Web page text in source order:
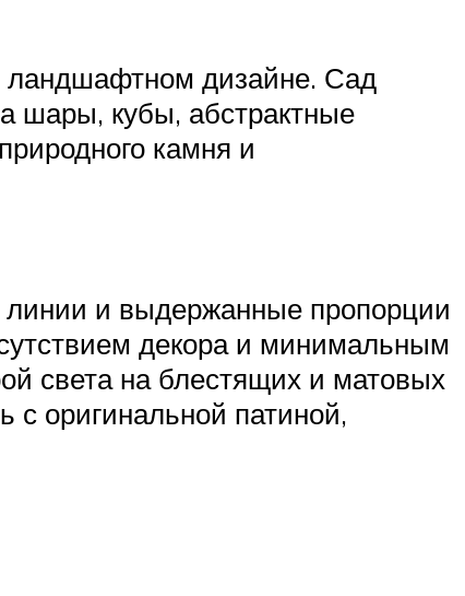
ландшафтном дизайне. Сад
шары, кубы, абстрактные
камня и
линии и выдержанные пропорции
декора и минимальным
света на блестящих и матовых
с оригинальной патиной,